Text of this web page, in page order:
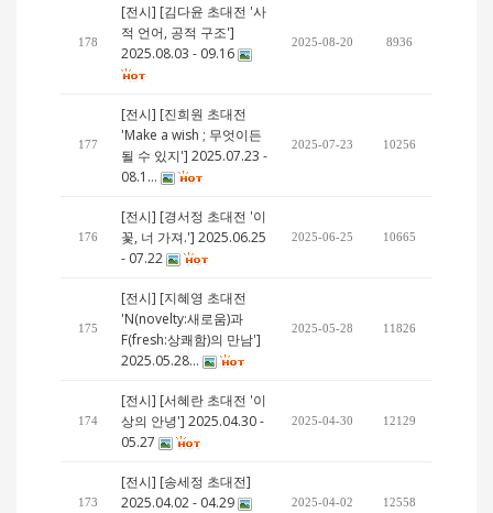
178
[전시] [김다윤 초대전 '사
적 언어, 공적 구조']
2025.08.03 - 09.16
2025-08-20 8936
177
[전시] [진희원 초대전
'Make a wish ; 무엇이든
될 수 있지'] 2025.07.23 -
08.1…
2025-07-23 10256
176
[전시] [경서정 초대전 '이
꽃, 너 가져.'] 2025.06.25
- 07.22
2025-06-25 10665
175
[전시] [지혜영 초대전
'N(novelty:새로움)과
F(fresh:상쾌함)의 만남']
2025.05.28…
2025-05-28 11826
174
[전시] [서혜란 초대전 '이
상의 안녕'] 2025.04.30 -
05.27
2025-04-30 12129
173
[전시] [송세정 초대전]
2025.04.02 - 04.29
2025-04-02 12558